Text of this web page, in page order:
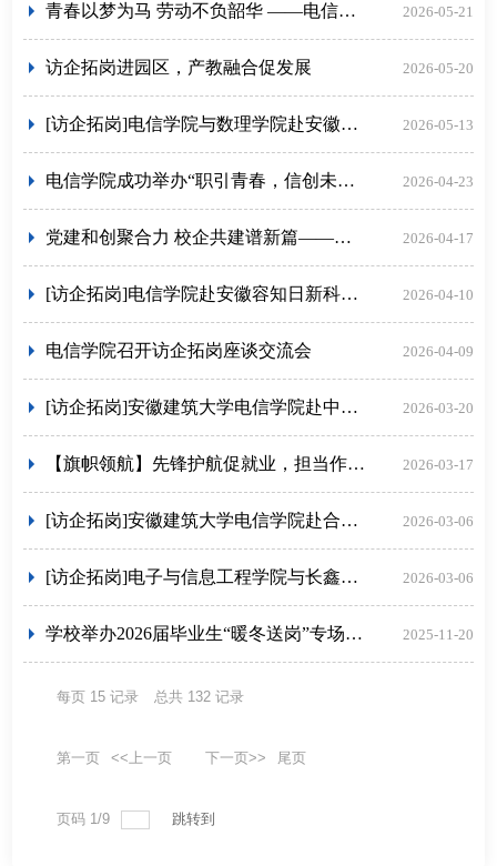
青春以梦为马 劳动不负韶华 ——电信学院举办“劳模进校园”劳动教育主题活动暨 “校友说” 系列讲座 2026-05-21
访企拓岗进园区，产教融合促发展 2026-05-20
[访企拓岗]电信学院与数理学院赴安徽寰声智能科技股份有限公司开展访企拓岗专项行动 2026-05-13
电信学院成功举办“职引青春，信创未来”2026届毕业生专场双选会 2026-04-23
党建和创聚合力 校企共建谱新篇——安徽建筑大学与安徽移动联合开展政绩观学习暨教育信息化交流活动 2026-04-17
[访企拓岗]电信学院赴安徽容知日新科技公司、合肥科大立安安全技术公司开展访企拓岗活动 2026-04-10
电信学院召开访企拓岗座谈交流会 2026-04-09
[访企拓岗]安徽建筑大学电信学院赴中广核新能源安徽有限公司、羚羊工业互联网有限公司开展“优企引才”访企... 2026-03-20
【旗帜领航】先锋护航促就业，担当作为践初心——电子与信息工程学院学生第三党支部与招生就业处联合主题党日... 2026-03-17
[访企拓岗]安徽建筑大学电信学院赴合肥云歌信息科技有限公司开展访企拓岗专项活动 2026-03-06
[访企拓岗]电子与信息工程学院与长鑫存储技术有限公司成功举行访企拓岗座谈交流 2026-03-06
学校举办2026届毕业生“暖冬送岗”专场招聘会 2025-11-20
每页 15 记录 总共 132 记录
第一页 <<上一页 下一页>> 尾页
页码 1/9 跳转到